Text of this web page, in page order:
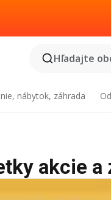
Hľadajte
nábytok, záhrada
akcie a